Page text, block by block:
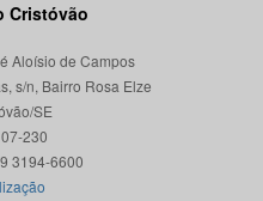
Cristóvão
Aloísio de Campos
s/n, Bairro Rosa Elze
SE
230